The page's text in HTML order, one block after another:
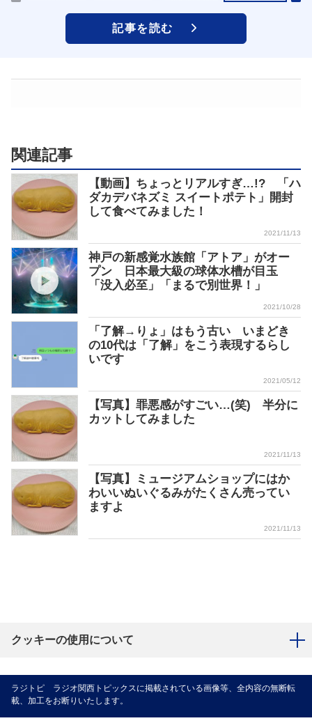
記事を読む
関連記事
【動画】ちょっとリアルすぎ…!? 「ハ
ダカデバネズミ スイートポテト」開封
して食べてみました！
2021/11/13
神戸の新感覚水族館「アトア」がオー
プン 日本最大級の球体水槽が目玉
「没入必至」「まるで別世界！」
2021/10/28
「了解→りょ」はもう古い いまどき
の10代は「了解」をこう表現するらし
いです
2021/05/12
【写真】罪悪感がすごい…(笑) 半分に
カットしてみました
2021/11/13
【写真】ミュージアムショップにはか
わいいぬいぐるみがたくさん売ってい
ますよ
2021/11/13
クッキーの使用について
ラジトピ ラジオ関西トピックスに掲載されている画像等、全内容の無断転
載、加工をお断りいたします。